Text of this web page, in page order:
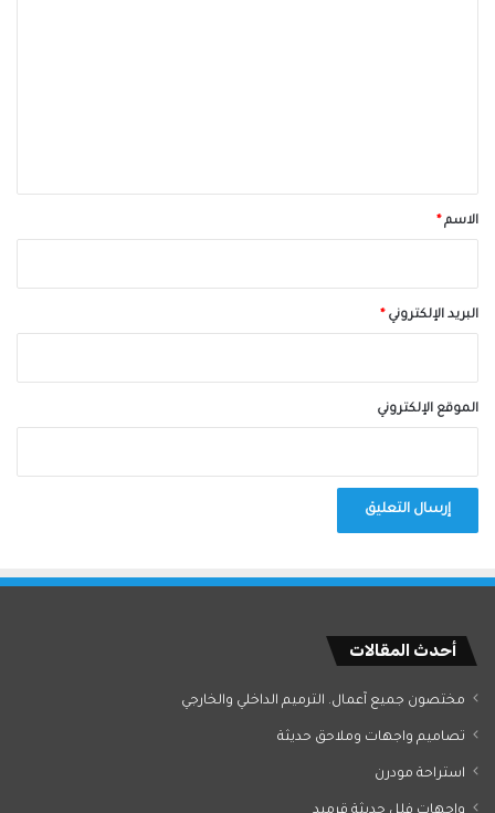
*الاسم *
البريد الإلكتروني *
الموقع الإلكتروني
أحدث المقالات
مختصون جميع آعمال. الترميم الداخلي والخارجي
تصاميم واجهات وملاحق حديثة
استراحة مودرن